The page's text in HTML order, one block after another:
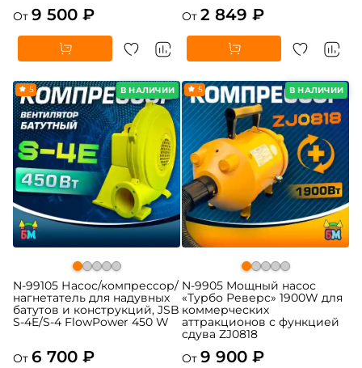
От 9 500 ₽ От 2 849 ₽
В НАЛИЧИИ
5
N-99105 Насос/компрессор/
нагнетатель для надувных
батутов и конструкций, JSB
S-4E/S-4 FlowPower 450 W
От 6 700 ₽
В НАЛИЧИИ
5
N-9905 Мощный насос
«Турбо Реверс» 1900W для
коммерческих
аттракционов с функцией
сдува ZJ0818
От 9 900 ₽